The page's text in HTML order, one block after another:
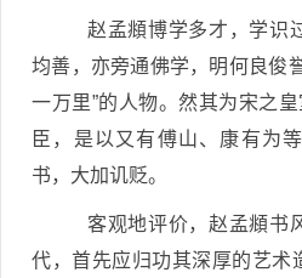
赵孟頫博学多才，学识
均善，亦旁通佛学，明何良俊
一万里”的人物。然其为宋之
臣，是以又有傅山、康有为
书，大加讥贬。
客观地评价，赵孟頫书
代，首先应归功其深厚的艺术